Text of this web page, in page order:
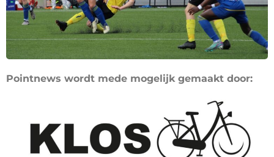
Pointnews wordt mede mogelijk gemaakt door: